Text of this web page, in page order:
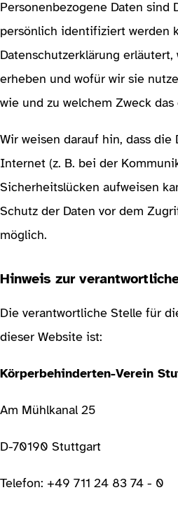
Personenbezogene Daten sind
persönlich identifiziert werden
Datenschutzerklärung erläutert,
erheben und wofür wir sie
wie und zu welchem Zweck
Wir weisen darauf hin, dass die
Internet (z. B. bei der
Sicherheitslücken aufweisen
Schutz der Daten vor dem
möglich.
Hinweis zur
Die verantwortliche Stelle für
dieser Website ist:
Körperbehinderten-Verein
Am Mühlkanal 25
D-70190 Stuttgart
Telefon: +49 711 24 83 74 - 0